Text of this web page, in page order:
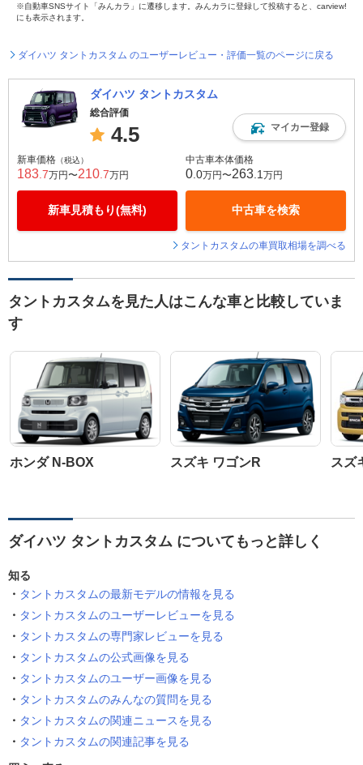
※自動車SNSサイト「みんカラ」に遷移します。みんカラに登録して投稿すると、carview!
にも表示されます。
ダイハツ タントカスタム のユーザーレビュー・評価一覧のページに戻る
ダイハツ タントカスタム
総合評価
4.5 マイカー登録
新車価格 （税込）
183 .7万円〜210 .7万円
新車見積もり(無料)
中古車本体価格
0 .0万円〜263 .1 万円
中古車を検索
タントカスタムの車買取相場を調べる
タントカスタムを見た人はこんな車と比較していま
す
ホンダ N-BOX スズキ ワゴンR スズ
ダイハツ タントカスタム についてもっと詳しく
知る
タントカスタムの最新モデルの情報を見る
タントカスタムのユーザーレビューを見る
タントカスタムの専門家レビューを見る
タントカスタムの公式画像を見る
タントカスタムのユーザー画像を見る
タントカスタムのみんなの質問を見る
タントカスタムの関連ニュースを見る
タントカスタムの関連記事を見る